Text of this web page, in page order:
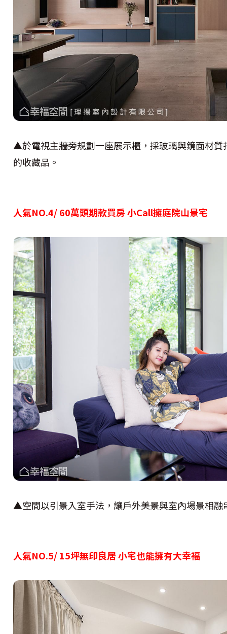
▲於電視主牆旁規劃一座展示櫃，採玻璃與鏡面材
的收藏品。
人氣NO.4/60萬頭期款買房 小Call擁庭院山景宅
▲空間以引景入室手法，讓戶外美景與室內場景相融
人氣NO.5/ 15坪無印良居 小宅也能擁有大幸褔